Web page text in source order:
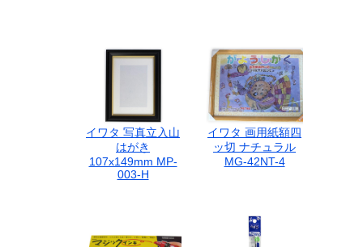
イワタ 写真立入山
はがき
107x149mm MP-
003-H
イワタ 画用紙額四
ッ切 ナチュラル
MG-42NT-4